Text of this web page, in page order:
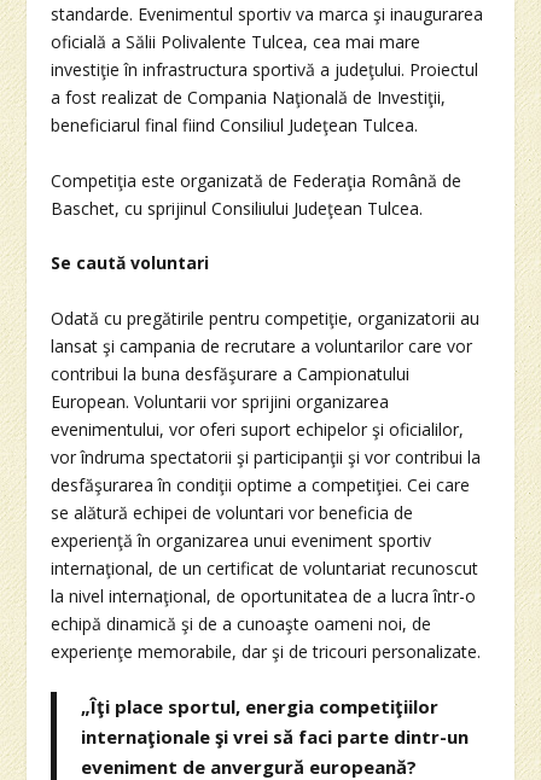
standarde. Evenimentul sportiv va marca şi inaugurarea
oficială a Sălii Polivalente Tulcea, cea mai mare
investiţie în infrastructura sportivă a judeţului. Proiectul
a fost realizat de Compania Naţională de Investiţii,
beneficiarul final fiind Consiliul Judeţean Tulcea.
Competiţia este organizată de Federaţia Română de
Baschet, cu sprijinul Consiliului Judeţean Tulcea.
Se caută voluntari
Odată cu pregătirile pentru competiţie, organizatorii au
lansat şi campania de recrutare a voluntarilor care vor
contribui la buna desfăşurare a Campionatului
European. Voluntarii vor sprijini organizarea
evenimentului, vor oferi suport echipelor şi oficialilor,
vor îndruma spectatorii şi participanţii şi vor contribui la
desfăşurarea în condiţii optime a competiţiei. Cei care
se alătură echipei de voluntari vor beneficia de
experienţă în organizarea unui eveniment sportiv
internaţional, de un certificat de voluntariat recunoscut
la nivel internaţional, de oportunitatea de a lucra într-o
echipă dinamică şi de a cunoaşte oameni noi, de
experienţe memorabile, dar şi de tricouri personalizate.
„Îţi place sportul, energia competiţiilor
internaţionale şi vrei să faci parte dintr-un
eveniment de anvergură europeană?